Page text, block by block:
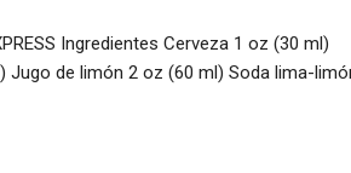
Ingredientes Cerveza 1 oz (30 ml)
Jugo de limón 2 oz (60 ml) Soda lima-